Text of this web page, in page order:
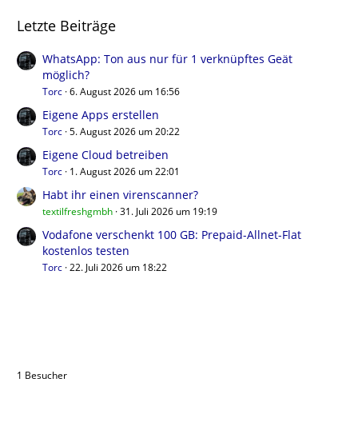
Letzte Beiträge
WhatsApp: Ton aus nur für 1 verknüpftes Geät
möglich?
Torc 6. August 2026 um 16:56
Eigene Apps erstellen
Torc 5. August 2026 um 20:22
Eigene Cloud betreiben
Torc 1. August 2026 um 22:01
Habt ihr einen virenscanner?
textilfreshgmbh 31. Juli 2026 um 19:19
Vodafone verschenkt 100 GB: Prepaid-Allnet-Flat
kostenlos testen
Torc 22. Juli 2026 um 18:22
1 Besucher